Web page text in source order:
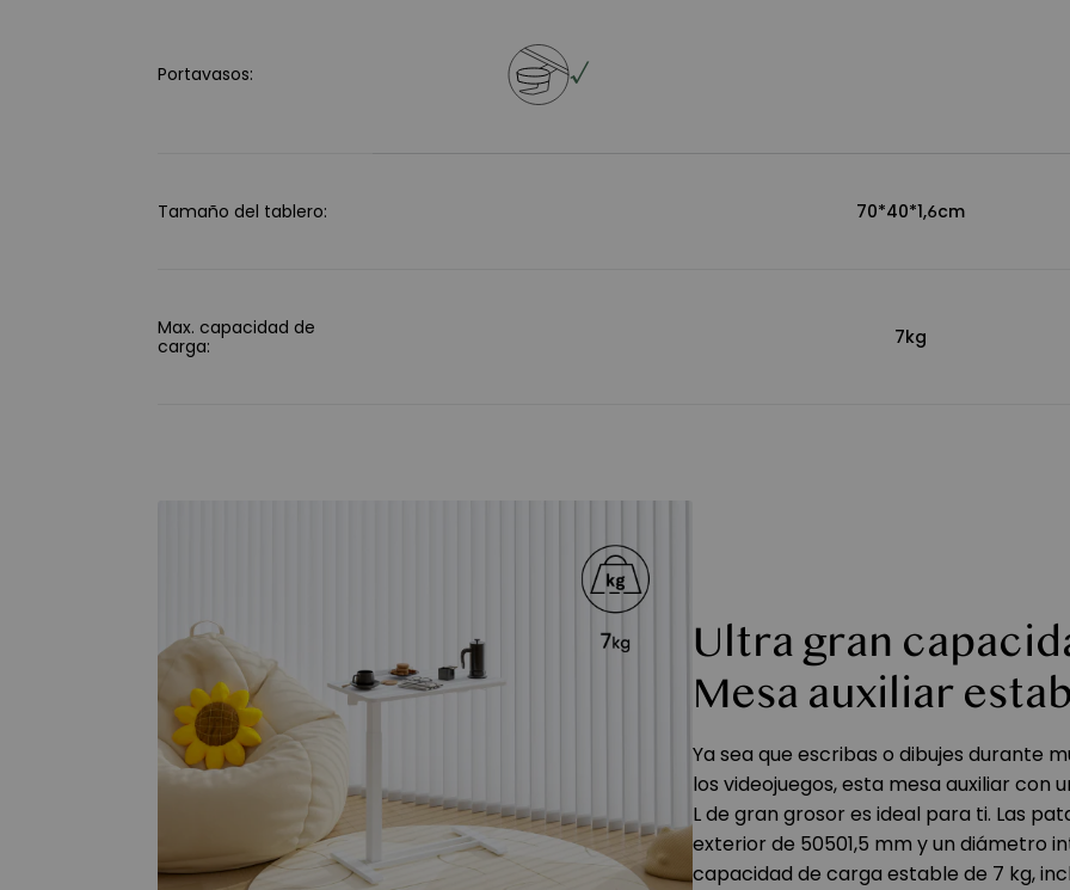
Portavasos: √
Tamaño del tablero: 70*40*1,6cm
Max. capacidad de
carga:
7kg
Ultra gran
Mesa auxiliar
Ya sea que escribas o dibujes durante
los videojuegos, esta mesa auxiliar
L de gran grosor es ideal para ti. Las
exterior de 50501,5 mm y un diámetro
capacidad de carga estable de 7 kg,